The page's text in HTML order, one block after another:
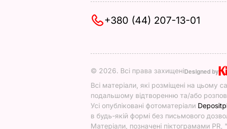
+380 (44) 207-13-01
© 2026. Всі права захищеніDesigned by
Всі матеріали, які розміщені на цьому
подальшому відтворенню та/або
Усі опубліковані фотоматеріали
в будь-якій формі без письмового
Матеріали, позначені піктограмами